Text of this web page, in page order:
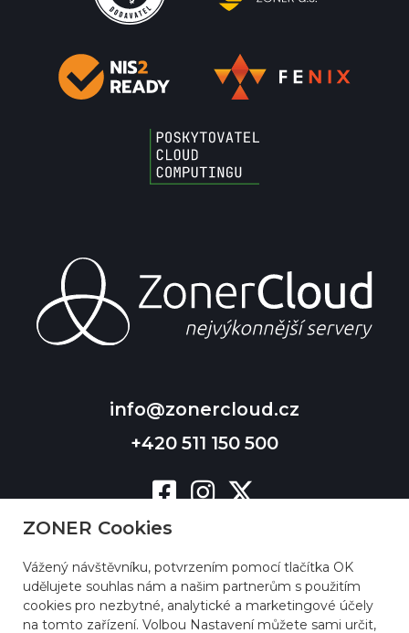
info@zonercloud.cz
+420 511 150 500
ZONER Cookies
Vážený návštěvníku, potvrzením pomocí tlačítka OK
udělujete souhlas nám a našim partnerům s použitím
cookies pro nezbytné, analytické a marketingové účely
na tomto zařízení. Volbou Nastavení můžete sami určit,